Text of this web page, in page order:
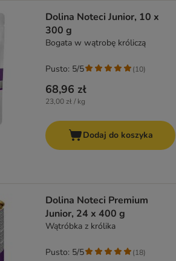
Dolina Noteci Junior, 10 x
300 g
Bogata w wątrobę króliczą
68,96 zł
23,00 zł / kg
Pusto: 5/5 (10)
Dodaj do koszyka
Dolina Noteci Premium
Junior, 24 x 400 g
Wątróbka z królika
Pusto: 5/5 (18)